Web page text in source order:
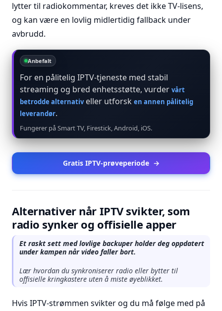
lytter til radiokommentar, kreves det ikke TV-lisens,
og kan være en lovlig midlertidig fallback under
avbrudd.
Anbefalt
For en pålitelig IPTV-tjeneste med stabil
streaming og bred enhetsstøtte, vurder vårt
betrodde alternativeller utforsk en annen pålitelig
leverandør.
Fungerer på Smart TV, Firestick, Android, iOS.
Gratis IPTV-prøveperiode →
Alternativer når IPTV svikter, som
radio synker og offisielle apper
Et raskt sett med lovlige backuper holder deg oppdatert
under kampen når video faller bort.
Lær hvordan du synkroniserer radio eller bytter til
offisielle kringkastere uten å miste øyeblikket.
Hvis IPTV-strømmen svikter og du må følge med på